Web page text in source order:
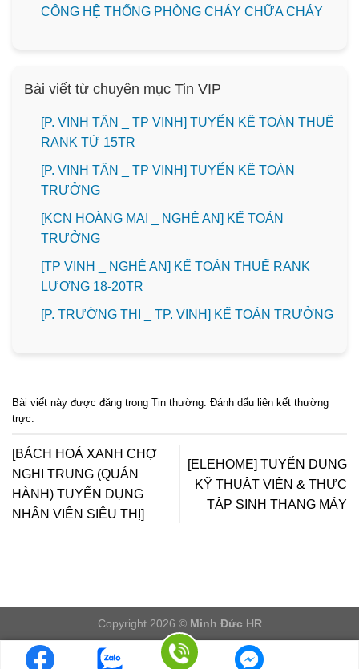
CÔNG HỆ THỐNG PHÒNG CHÁY CHỮA CHÁY
Bài viết từ chuyên mục Tin VIP
[P. VINH TÂN _ TP VINH] TUYỂN KẾ TOÁN THUẾ
RANK TỪ 15TR
[P. VINH TÂN _ TP VINH] TUYỂN KẾ TOÁN
TRƯỞNG
️[KCN HOÀNG MAI _ NGHỆ AN] KẾ TOÁN
TRƯỞNG
[TP VINH _ NGHỆ AN] KẾ TOÁN THUẾ RANK
LƯƠNG 18-20TR
️[P. TRƯỜNG THI _ TP. VINH] KẾ TOÁN TRƯỞNG
Bài viết này được đăng trong Tin thường . Đánh dấu liên kết thường
trực
[BÁCH HOÁ XANH CHỢ
NGHI TRUNG (QUÁN
HÀNH) TUYỂN DỤNG
NHÂN VIÊN SIÊU THỊ]
[ELEHOME] TUYỂN DỤNG
KỸ THUẬT VIÊN & THỰC
TẬP SINH THANG MÁY
Copyright 2026 © Minh Đức HR
LOGIN/LOGOUT